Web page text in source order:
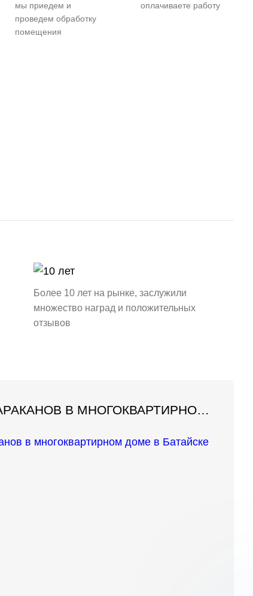
мы приедем и
проведем обработку
помещения
оплачиваете работу
Более 10 лет на рынке, заслужили
множество наград и положительных
отзывов
ДЕЗИНСЕКЦИЯ ТАРАКАНОВ В МНОГОКВАРТИРНОМ ДОМЕ В БАТАЙСКЕ